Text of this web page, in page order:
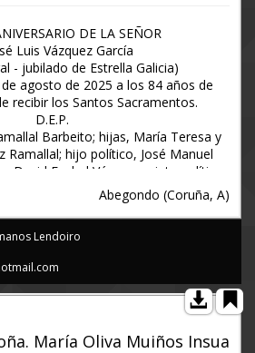
DE LA SEÑOR
Luis Vázquez García
- jubilado de Estrella Galicia)
agosto de 2025 a los 84 años de
recibir los Santos Sacramentos.
D.E.P.
Barbeito; hijas, María Teresa y
Ramallal; hijo político, José Manuel
David Fachal Vázquez; nieta política,
bisnietas, Julia y Paula; hermanos,
Vázquez García; hermanos
José y Manolo; ahijada, Raquel;
políticos, primos y demás familia,
por el eterno descanso de su alma y
del funeral de aniversario, acto
DOMINGO día 9 de agosto a
CUARTO de la mañana en la iglesia
María de Sarandones (Abegondo),
a todos los asistentes a dicho acto.
Abegondo (Coruña, A)
Lendoiro
María Oliva Muiños Insua